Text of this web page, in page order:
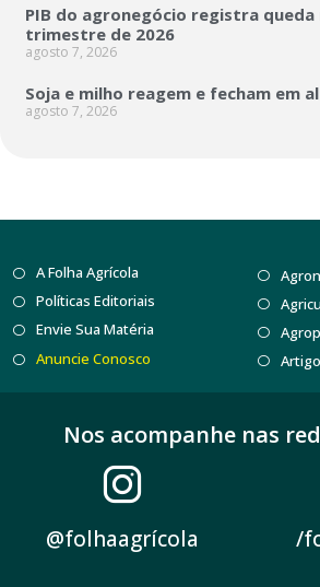
PIB do agronegócio registra
trimestre de 2026
agosto 7, 2026
Soja e milho reagem e fecham em
agosto 7, 2026
A Folha Agrícola
Políticas Editoriais
Envie Sua Matéria
Anuncie Conosco
Nos acompanhe nas
@folhaagrícola /